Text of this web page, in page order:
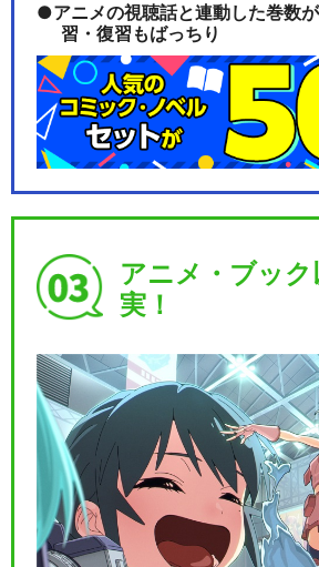
アニメの視聴話と連動した巻数
習・復習もばっちり
アニメ・ブッ
実！